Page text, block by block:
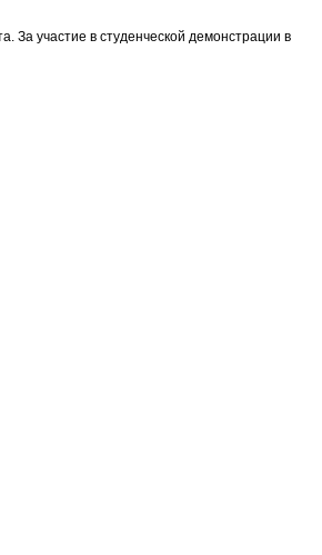
За участие в студенческой демонстрации в